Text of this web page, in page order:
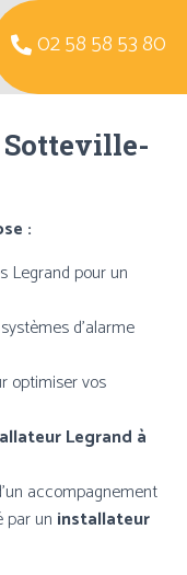
02 58 58 53 80
:
Legrand pour un
d’alarme
optimiser vos
Legrand à
accompagnement
par un installateur